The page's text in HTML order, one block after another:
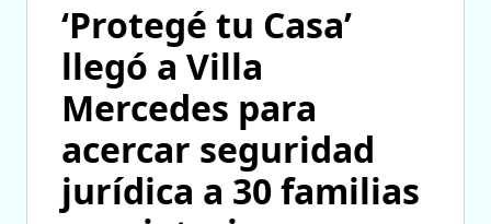
‘Protegé tu Casa’
llegó a Villa
Mercedes para
acercar seguridad
jurídica a 30 familias